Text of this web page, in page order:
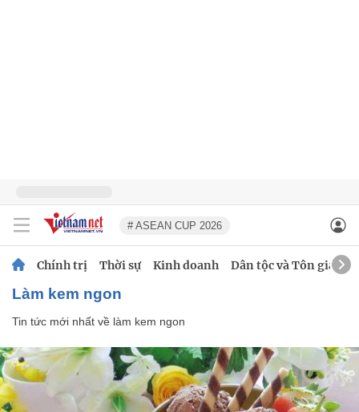
# ASEAN CUP 2026
Chính trị Thời sự Kinh doanh Dân tộc và Tôn giáo
làm kem ngon
Tin tức mới nhất về làm kem ngon